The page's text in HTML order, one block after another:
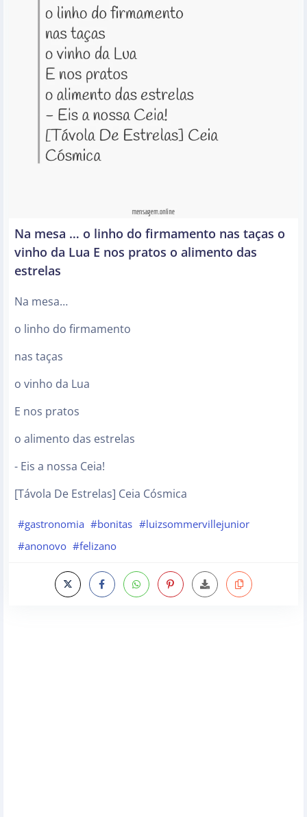
Na mesa … o linho do firmamento nas taças o
vinho da Lua E nos pratos o alimento das
estrelas
Na mesa…
o linho do firmamento
nas taças
o vinho da Lua
E nos pratos
o alimento das estrelas
- Eis a nossa Ceia!
[Távola De Estrelas] Ceia Cósmica
#gastronomia #bonitas #luizsommervillejunior
#anonovo #felizano